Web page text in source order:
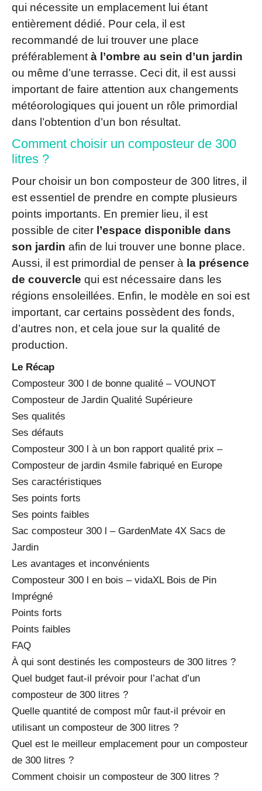
qui nécessite un emplacement lui étant
entièrement dédié. Pour cela, il est
recommandé de lui trouver une place
préférablement à l’ombre au sein d’un jardin
ou même d’une terrasse. Ceci dit, il est aussi
important de faire attention aux changements
météorologiques qui jouent un rôle primordial
dans l’obtention d’un bon résultat.
Comment choisir un composteur de 300
litres ?
Pour choisir un bon composteur de 300 litres, il
est essentiel de prendre en compte plusieurs
points importants. En premier lieu, il est
possible de citer l’espace disponible dans
son jardin afin de lui trouver une bonne place.
Aussi, il est primordial de penser à la présence
de couvercle qui est nécessaire dans les
régions ensoleillées. Enfin, le modèle en soi est
important, car certains possèdent des fonds,
d’autres non, et cela joue sur la qualité de
production.
Le Récap
Composteur 300 l de bonne qualité – VOUNOT
Composteur de Jardin Qualité Supérieure
Ses qualités
Ses défauts
Composteur 300 l à un bon rapport qualité prix –
Composteur de jardin 4smile fabriqué en Europe
Ses caractéristiques
Ses points forts
Ses points faibles
Sac composteur 300 l – GardenMate 4X Sacs de
Jardin
Les avantages et inconvénients
Composteur 300 l en bois – vidaXL Bois de Pin
Imprégné
Points forts
Points faibles
FAQ
À qui sont destinés les composteurs de 300 litres ?
Quel budget faut-il prévoir pour l’achat d’un
composteur de 300 litres ?
Quelle quantité de compost mûr faut-il prévoir en
utilisant un composteur de 300 litres ?
Quel est le meilleur emplacement pour un composteur
de 300 litres ?
Comment choisir un composteur de 300 litres ?